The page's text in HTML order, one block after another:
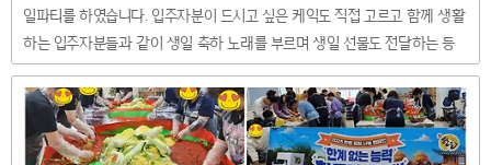
일파티를 하였습니다. 입주자분이 드시고 싶은 케익도 직접 고르고 함께 생활
하는 입주자분들과 같이 생일 축하 노래를 부르며 생일 선물도 전달하는 등
즐거운 시간을 가졌습니다 ^^